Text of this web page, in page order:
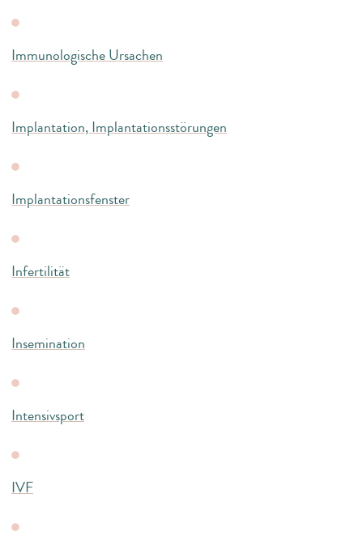
Immunologische Ursachen
Implantation, Implantationsstörungen
Implantationsfenster
Infertilität
Insemination
Intensivsport
IVF